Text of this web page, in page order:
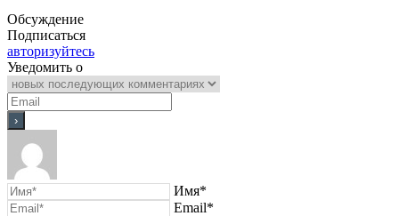
Обсуждение
Подписаться
авторизуйтесь
Уведомить о
Имя*
Email*